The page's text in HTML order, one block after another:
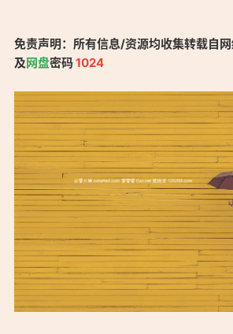
免责声明：所有信息/资源均收集转载自
及网盘密码1024